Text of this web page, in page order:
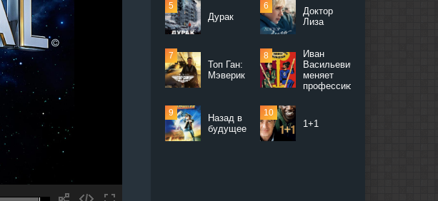
Дурак
Доктор
Лиза
Топ Ган:
Мэверик
Иван
Васильевич
меняет
профессию
Назад в
будущее
1+1